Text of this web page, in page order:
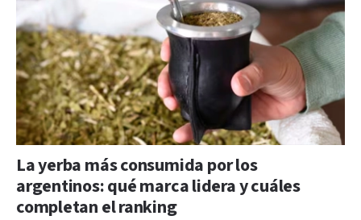
La yerba más consumida por los
argentinos: qué marca lidera y cuáles
completan el ranking